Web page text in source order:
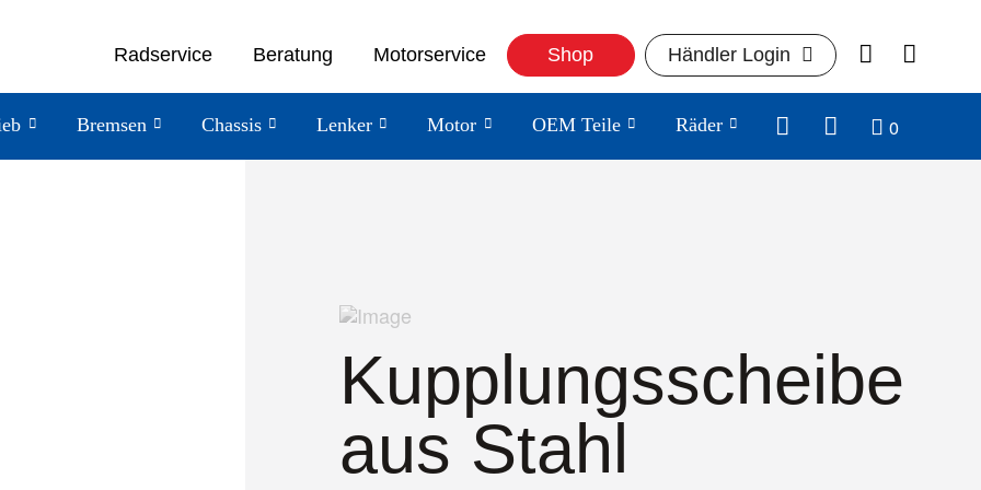
Radservice Beratung Motorservice Shop Händler Login
Bremsen Chassis Lenker Motor OEM Teile Räder 0
Kupplungsscheibe
aus Stahl